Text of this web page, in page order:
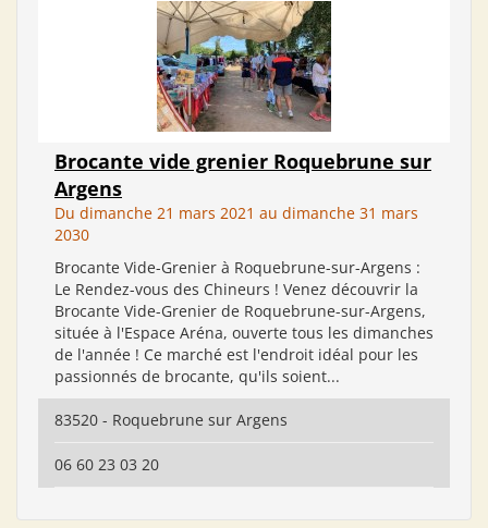
Brocante vide grenier Roquebrune sur
Argens
Du dimanche 21 mars 2021 au dimanche 31 mars
2030
Brocante Vide-Grenier à Roquebrune-sur-Argens :
Le Rendez-vous des Chineurs ! Venez découvrir la
Brocante Vide-Grenier de Roquebrune-sur-Argens,
située à l'Espace Aréna, ouverte tous les dimanches
de l'année ! Ce marché est l'endroit idéal pour les
passionnés de brocante, qu'ils soient...
83520 - Roquebrune sur Argens
06 60 23 03 20